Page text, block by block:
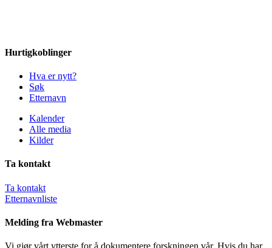
Hurtigkoblinger
Hva er nytt?
Søk
Etternavn
Kalender
Alle media
Kilder
Ta kontakt
Ta kontakt
Etternavnliste
Melding fra Webmaster
Vi gjør vårt ytterste for å dokumentere forskningen vår. Hvis du har